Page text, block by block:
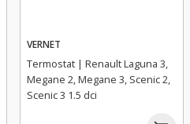
VERNET
Termostat | Renault Laguna 3,
Megane 2, Megane 3, Scenic 2,
Scenic 3 1.5 dci